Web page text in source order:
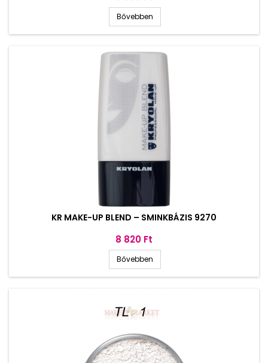
Bővebben
KR MAKE-UP BLEND – SMINKBÁZIS 9270
Ár
8 820 Ft
Bővebben